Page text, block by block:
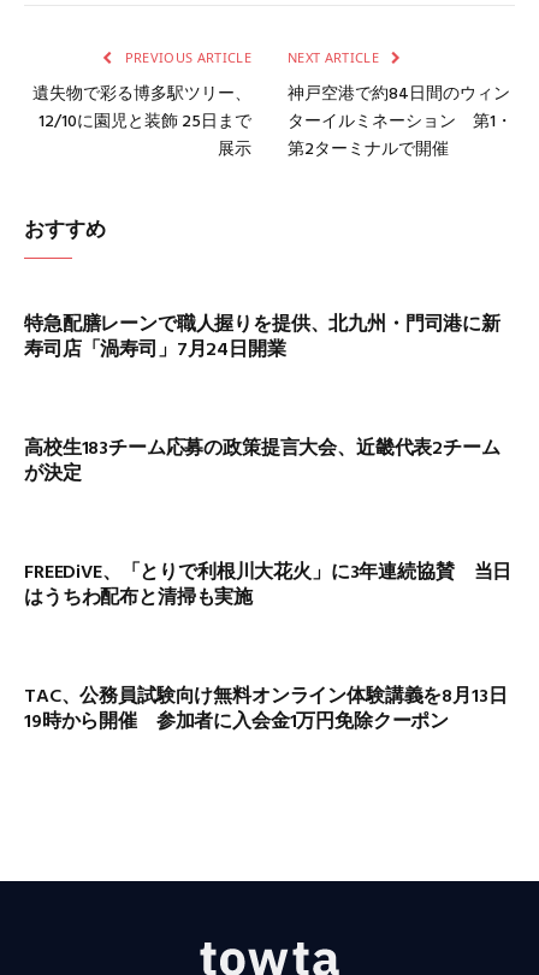
PREVIOUS ARTICLE
遺失物で彩る博多駅ツリー、
12/10に園児と装飾 25日まで
展示
NEXT ARTICLE
神戸空港で約84日間のウィン
ターイルミネーション 第1・
第2ターミナルで開催
おすすめ
特急配膳レーンで職人握りを提供、北九州・門司港に新
寿司店「渦寿司」7月24日開業
高校生183チーム応募の政策提言大会、近畿代表2チーム
が決定
FREEDiVE、「とりで利根川大花火」に3年連続協賛 当日
はうちわ配布と清掃も実施
TAC、公務員試験向け無料オンライン体験講義を8月13日
19時から開催 参加者に入会金1万円免除クーポン